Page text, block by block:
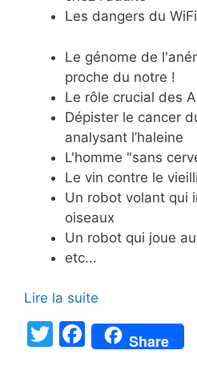
Les dangers du WiFi
Le génome de
proche du notre !
Le rôle crucial des
Dépister le cancer
analysant l’haleine
L'homme "sans
Le vin contre le
Un robot volant qui
oiseaux
Un robot qui joue
etc...
Lire la suite
T
F
a
Share